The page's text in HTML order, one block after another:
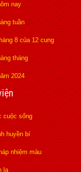
nay
tuần
8 của 12 cung
tháng
2024
cuộc sống
huyền bí
nhiệm màu
lạ